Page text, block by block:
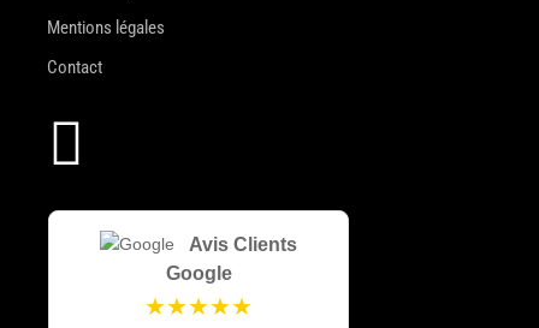
Mentions légales
Contact

Avis Clients
Google
★★★★★